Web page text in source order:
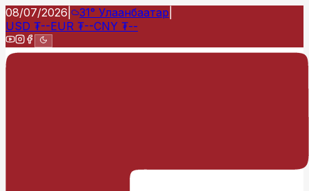
08/07/2026 31° Улаанбаатар
USD ₮--EUR ₮--CNY ₮--